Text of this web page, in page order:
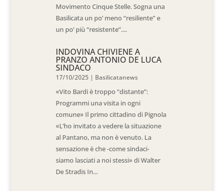
Movimento Cinque Stelle. Sogna una
Basilicata un po’ meno “resiliente” e
un po’ più “resistente”....
INDOVINA CHIVIENE A
PRANZO ANTONIO DE LUCA
SINDACO
17/10/2025 | Basilicatanews
«Vito Bardi è troppo “distante”:
Programmi una visita in ogni
comune» Il primo cittadino di Pignola
«L’ho invitato a vedere la situazione
al Pantano, ma non è venuto. La
sensazione è che -come sindaci-
siamo lasciati a noi stessi» di Walter
De Stradis In...